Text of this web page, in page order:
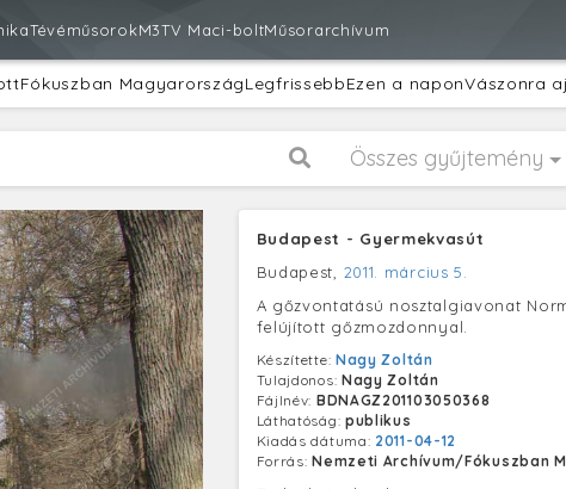
TévéműsorokM3TV Maci-boltMűsorarchívum
Fókuszban MagyarországLegfrissebbEzen a naponVászonra
Összes gyűjtemény
Budapest - Gyermekvasút
Budapest, 2011. március 5.
A gőzvontatású nosztalgiavonat
felújított gőzmozdonnyal.
Készítette: Nagy Zoltán
Tulajdonos: Nagy Zoltán
Fájlnév: BDNAGZ201103050368
Láthatóság: publikus
Kiadás dátuma: 2011-04-12
Forrás:Nemzeti Archívum/Fókuszban